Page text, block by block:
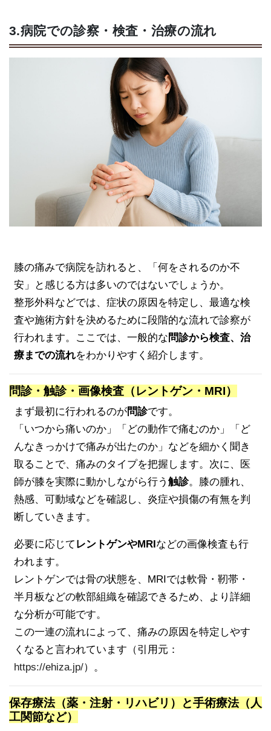
3.病院での診察・検査・治療の流れ
膝の痛みで病院を訪れると、「何をされるのか不
安」と感じる方は多いのではないでしょうか。
整形外科などでは、症状の原因を特定し、最適な検
査や施術方針を決めるために段階的な流れで診察が
行われます。ここでは、一般的な 問診から検査、治
療までの流れをわかりやすく紹介します。
問診・触診・画像検査（レントゲン・MRI）
まず最初に行われるのが問診です。
「いつから痛いのか」「どの動作で痛むのか」「ど
んなきっかけで痛みが出たのか」などを細かく聞き
取ることで、痛みのタイプを把握します。次に、医
師が膝を実際に動かしながら行う 触診。膝の腫れ、
熱感、可動域などを確認し、炎症や損傷の有無を判
断していきます。
必要に応じて レントゲンやMRIなどの画像検査も行
われます。
レントゲンでは骨の状態を、MRIでは軟骨・靭帯・
半月板などの軟部組織を確認できるため、より詳細
な分析が可能です。
この一連の流れによって、痛みの原因を特定しやす
くなると言われています（引用元：
https://ehiza.jp/）。
保存療法（薬・注射・リハビリ）と手術療法（人
工関節など）